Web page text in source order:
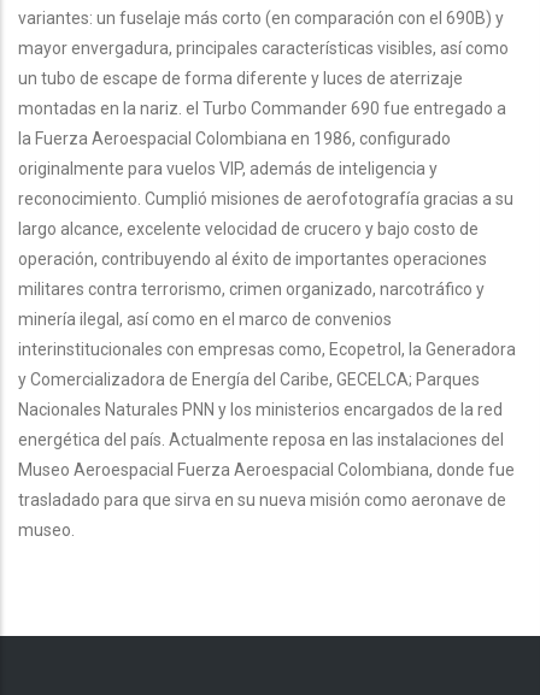
variantes: un fuselaje más corto (en comparación con el 690B) y
mayor envergadura, principales características visibles, así como
un tubo de escape de forma diferente y luces de aterrizaje
montadas en la nariz. el Turbo Commander 690 fue entregado a
la Fuerza Aeroespacial Colombiana en 1986, configurado
originalmente para vuelos VIP, además de inteligencia y
reconocimiento. Cumplió misiones de aerofotografía gracias a su
largo alcance, excelente velocidad de crucero y bajo costo de
operación, contribuyendo al éxito de importantes operaciones
militares contra terrorismo, crimen organizado, narcotráfico y
minería ilegal, así como en el marco de convenios
interinstitucionales con empresas como, Ecopetrol, la Generadora
y Comercializadora de Energía del Caribe, GECELCA; Parques
Nacionales Naturales PNN y los ministerios encargados de la red
energética del país. Actualmente reposa en las instalaciones del
Museo Aeroespacial Fuerza Aeroespacial Colombiana, donde fue
trasladado para que sirva en su nueva misión como aeronave de
museo.